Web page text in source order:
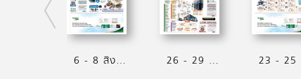
6 - 8 สิงหาคม 2569 26 - 29 กรกฏาคม 2569